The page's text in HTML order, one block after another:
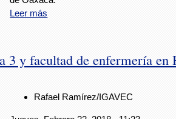
Leer más
3 y facultad de enfermería en
Rafael Ramírez/IGAVEC